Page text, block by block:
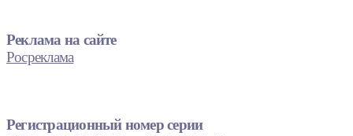
Реклама на сайте
Росреклама
Регистрационный номер серии